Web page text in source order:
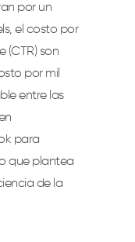
por un
el costo por
(CTR) son
por mil
entre las
para
que plantea
de la